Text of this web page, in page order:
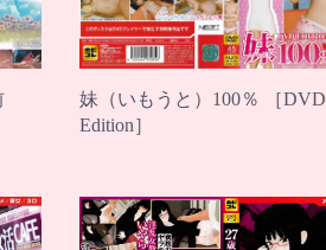
妹（いもうと）100％ ［DVD
Edition］